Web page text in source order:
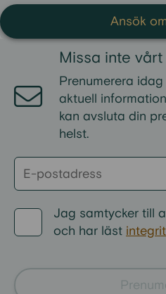
Ansök
Missa inte
Prenumerera
aktuell
kan avsluta din
helst.
Jag samtycker till
och har läst